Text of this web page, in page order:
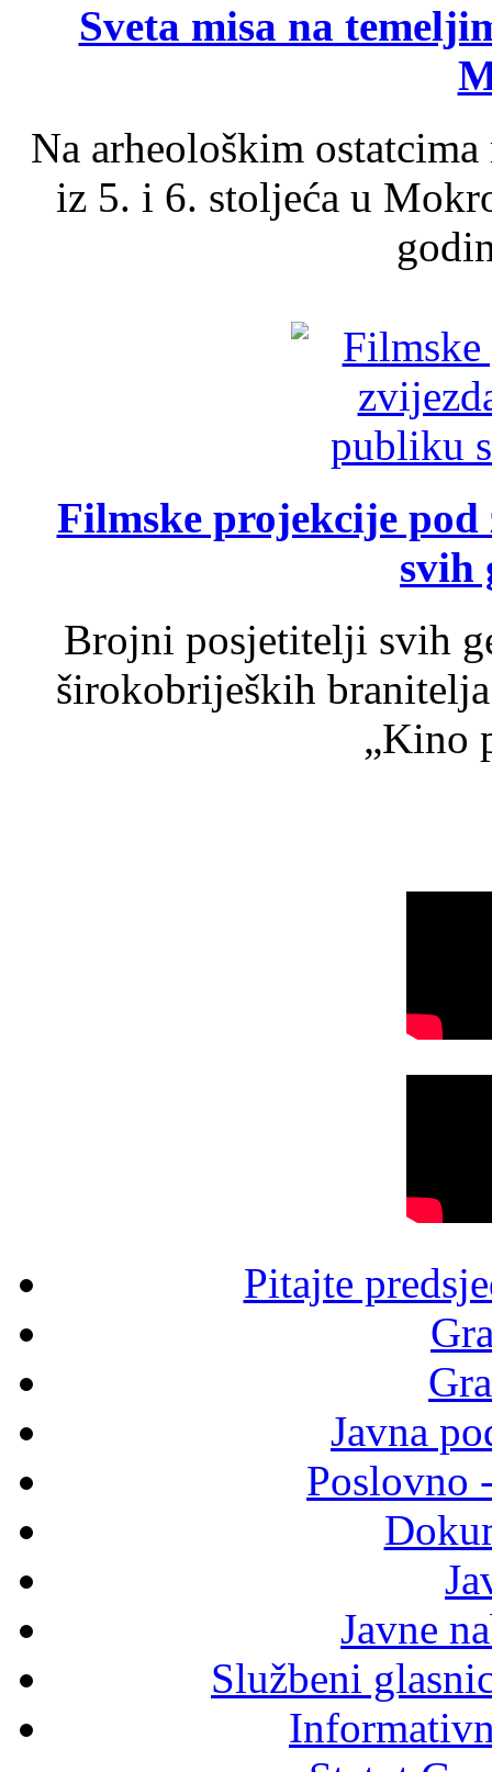
Sveta misa na
Na arheološkim
iz 5. i 6. stoljeća u
Filmske projekcije
svih
Brojni posjetitelji svih
širokobrijeških
„Kino
Pitajte
Javna
Poslovno
Javne
Službeni